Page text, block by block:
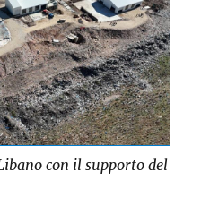
con il supporto del